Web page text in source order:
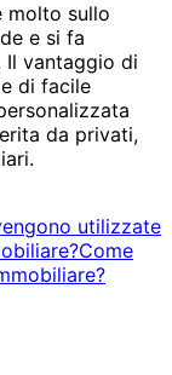
molto sullo
e si fa
Il vantaggio di
di facile
da privati,
utilizzate
Come